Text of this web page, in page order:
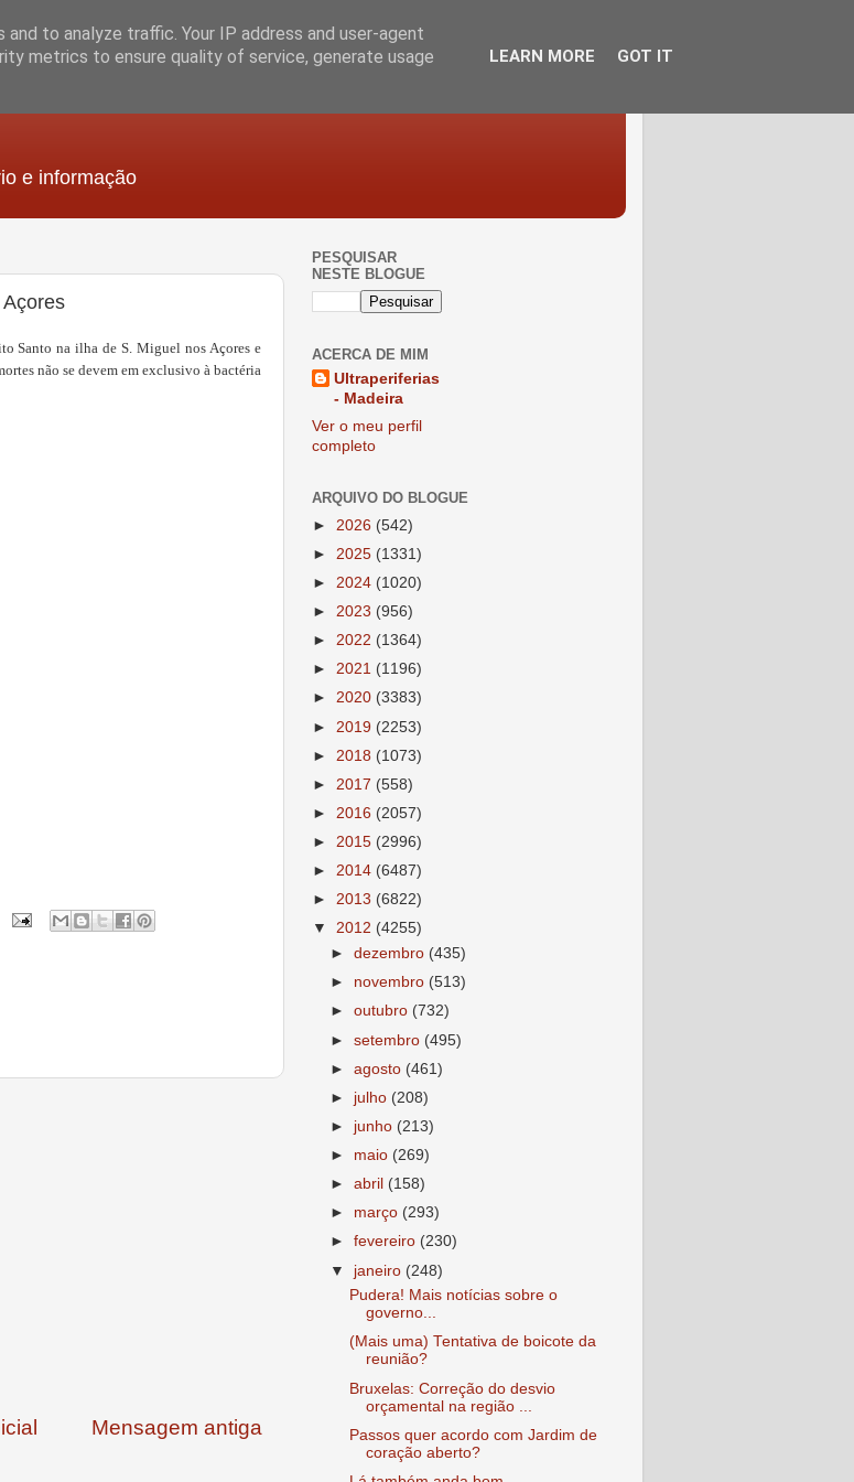
e informação
Santo na ilha de S. Miguel nos Açores e
não se devem em exclusivo à bactéria
Mensagem antiga
PESQUISAR
NESTE BLOGUE
ACERCA DE MIM
Ultraperiferias
- Madeira
Ver o meu perfil
completo
ARQUIVO DO BLOGUE
► 2026 (542)
► 2025 (1331)
► 2024 (1020)
► 2023 (956)
► 2022 (1364)
► 2021 (1196)
► 2020 (3383)
► 2019 (2253)
► 2018 (1073)
► 2017 (558)
► 2016 (2057)
► 2015 (2996)
► 2014 (6487)
► 2013 (6822)
▼ 2012 (4255)
►dezembro (435)
► novembro (513)
►outubro (732)
►setembro (495)
►agosto (461)
► julho (208)
► junho (213)
► maio (269)
►abril (158)
► março (293)
►fevereiro (230)
▼ janeiro (248)
Pudera! Mais notícias sobre o
governo...
(Mais uma) Tentativa de boicote da
reunião?
Bruxelas: Correção do desvio
orçamental na região ...
Passos quer acordo com Jardim de
coração aberto?
to analyze traffic. Your IP address and user-agent
metrics to ensure quality of service, generate usage
LEARN MORE GOT IT